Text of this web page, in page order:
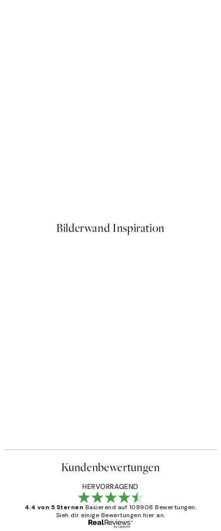
Bilderwand Inspiration
Kundenbewertungen
HERVORRAGEND
4.4 von 5 Sternen Basierend auf 108908 Bewertungen.
Sieh dir einige Bewertungen hier an.